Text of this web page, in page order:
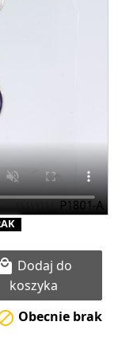
koszyka
Obecnie brak